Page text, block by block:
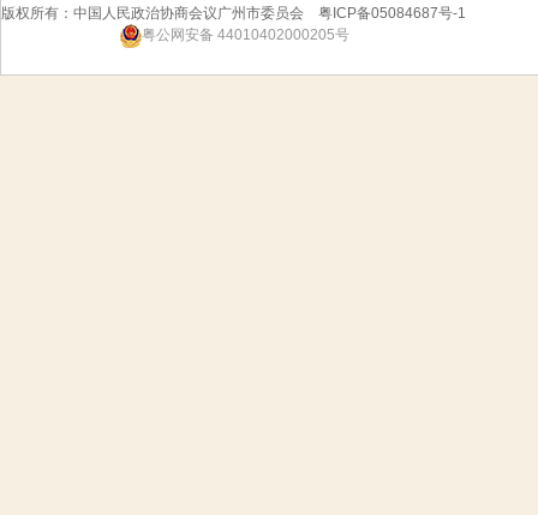
版权所有：中国人民政治协商会议广州市委员会 粤ICP备05084687号-1
粤公网安备 44010402000205号